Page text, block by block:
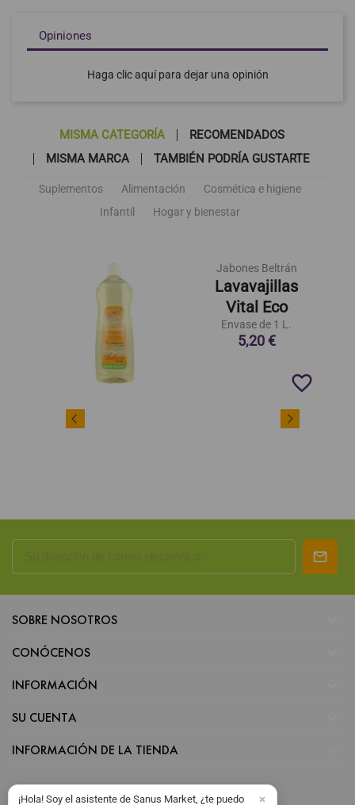
Opiniones
Haga clic aquí para dejar una opinión
MISMA CATEGORÍA
RECOMENDADOS
MISMA MARCA
TAMBIÉN PODRÍA GUSTARTE
Suplementos Alimentación
Cosmética e higiene
Infantil
Hogar y bienestar
Jabones Beltrán
Lavavajillas
Vital Eco
Envase de 1 L.
5,20 €
favorite_border
SOBRE NOSOTROS
CONÓCENOS
INFORMACIÓN
SU CUENTA
INFORMACIÓN DE LA TIENDA
¡Hola! Soy el asistente de Sanus Market, ¿te puedo